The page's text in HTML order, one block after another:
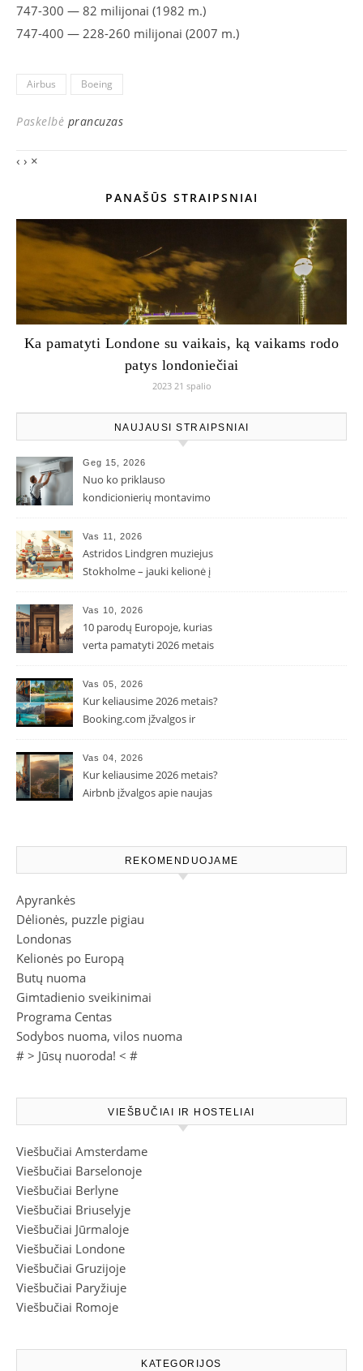
747-300 — 82 milijonai (1982 m.)
747-400 — 228-260 milijonai (2007 m.)
Airbus Boeing
Paskelbė prancuzas
‹ › ×
PANAŠŪS STRAIPSNIAI
Ka pamatyti Londone su vaikais, ką vaikams rodo
patys londoniečiai
2023 21 spalio
NAUJAUSI STRAIPSNIAI
Geg 15, 2026
Nuo ko priklauso
kondicionierių montavimo
Vas 11, 2026
Astridos Lindgren muziejus
Stokholme – jauki kelionė į
Vas 10, 2026
10 parodų Europoje, kurias
verta pamatyti 2026 metais
Vas 05, 2026
Kur keliausime 2026 metais?
Booking.com įžvalgos ir
Vas 04, 2026
Kur keliausime 2026 metais?
Airbnb įžvalgos apie naujas
REKOMENDUOJAME
Apyrankės
Dėlionės, puzzle pigiau
Londonas
Kelionės po Europą
Butų nuoma
Gimtadienio sveikinimai
Programa Centas
Sodybos nuoma, vilos nuoma
# > Jūsų nuoroda! < #
VIEŠBUČIAI IR HOSTELIAI
Viešbučiai Amsterdame
Viešbučiai Barselonoje
Viešbučiai Berlyne
Viešbučiai Briuselyje
Viešbučiai Jūrmaloje
Viešbučiai Londone
Viešbučiai Gruzijoje
Viešbučiai Paryžiuje
Viešbučiai Romoje
KATEGORIJOS